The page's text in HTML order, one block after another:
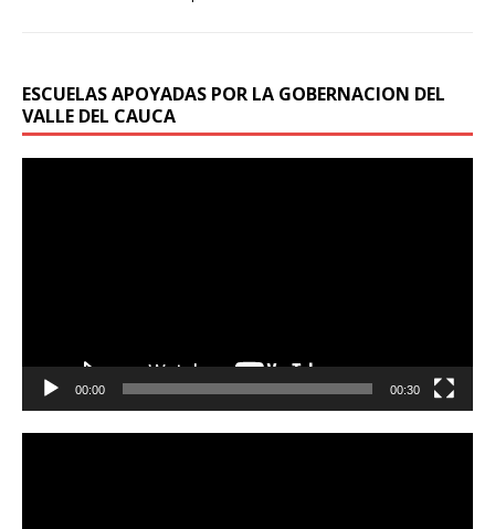
ESCUELAS APOYADAS POR LA GOBERNACION DEL
VALLE DEL CAUCA
00:00 00:30